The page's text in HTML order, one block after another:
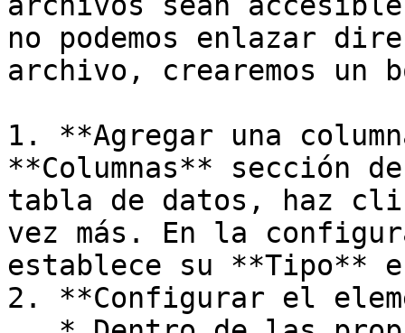
no podemos enlazar
archivo, crearemos un
1. **Agregar una
**Columnas** sección
tabla de datos, haz
vez más. En la
establece su **Tipo**
2. **Configurar el